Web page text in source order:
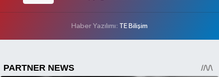
Haber Yazılımı: TE Bilişim